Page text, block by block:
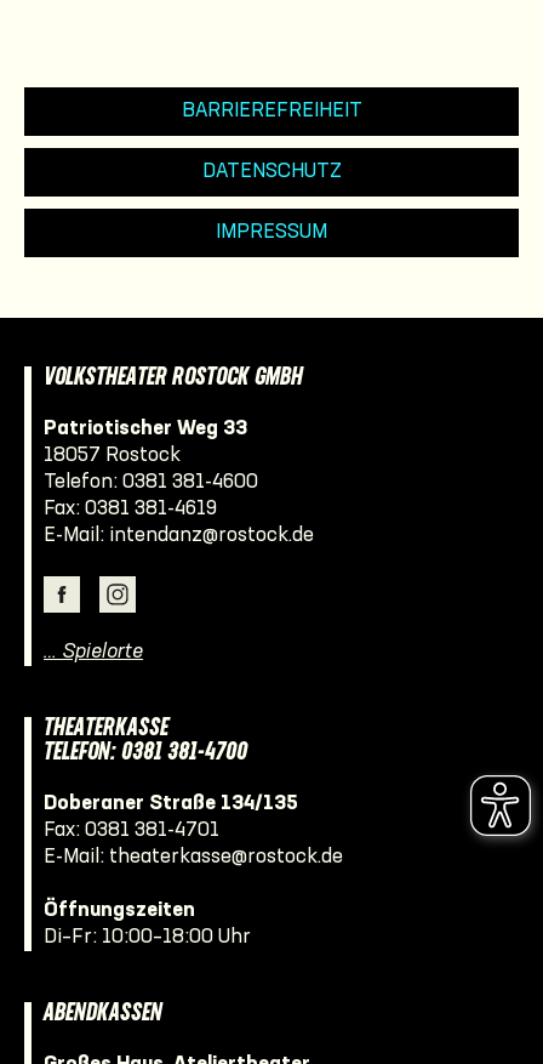
BARRIEREFREIHEIT
DATENSCHUTZ
IMPRESSUM
VOLKSTHEATER ROSTOCK GMBH
Patriotischer Weg 33
18057 Rostock
Telefon: 0381 381-4600
Fax: 0381 381-4619
E-Mail: intendanz@rostock.de
… Spielorte
THEATERKASSE
TELEFON: 0381 381-4700
Doberaner Straße 134/135
Fax: 0381 381-4701
E-Mail: theaterkasse@rostock.de
Öffnungszeiten
Di–Fr: 10:00–18:00 Uhr
ABENDKASSEN